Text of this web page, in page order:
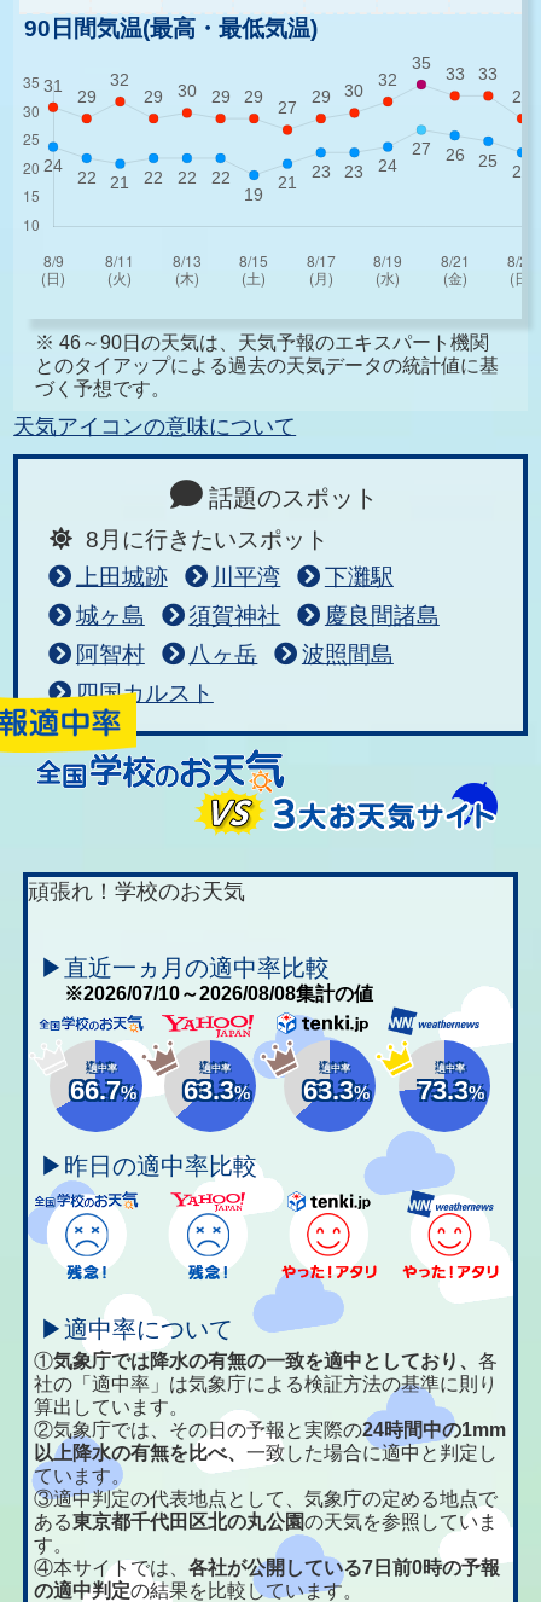
90日間気温(最高・最低気温)
※ 46～90日の天気は、天気予報のエキスパート機関
とのタイアップによる過去の天気データの統計値に基
づく予想です。
天気アイコンの意味について
話題のスポット
8月に行きたいスポット
上田城跡
川平湾
下灘駅
城ヶ島
須賀神社
慶良間諸島
阿智村
八ヶ岳
波照間島
四国カルスト
頑張れ！学校のお天気
▶直近一ヵ月の適中率比較
※2026/07/10～2026/08/08集計の値
適中率
66.7%
適中率
63.3%
適中率
63.3%
適中率
73.3%
▶昨日の適中率比較
▶適中率について
①気象庁では降水の有無の一致を適中としており、各
社の「適中率」は気象庁による検証方法の基準に則り
算出しています。
②気象庁では、その日の予報と実際の24時間中の1mm
以上降水の有無を比べ、一致した場合に適中と判定し
ています。
③適中判定の代表地点として、気象庁の定める地点で
ある東京都千代田区北の丸公園の天気を参照していま
す。
④本サイトでは、各社が公開している7日前0時の予報
の適中判定の結果を比較しています。